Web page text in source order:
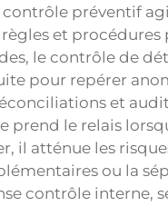
préventif
et procédures
le contrôle de
pour repérer
et
prend le relais
il atténue les
ou la
contrôle interne,